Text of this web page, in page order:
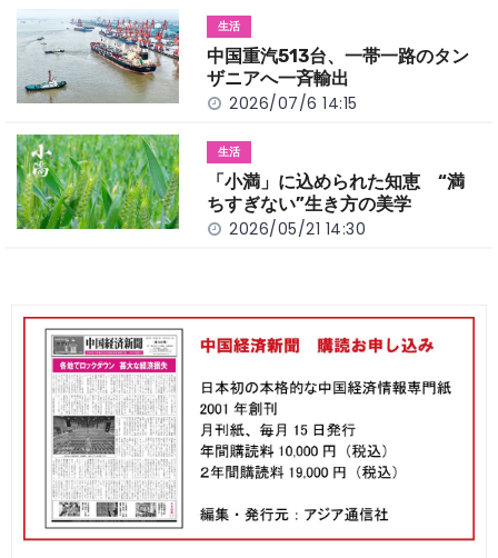
生活
中国重汽513台、一帯一路のタン
ザニアへ一斉輸出
2026/07/6 14:15
生活
「小満」に込められた知恵 “満
ちすぎない”生き方の美学
2026/05/21 14:30